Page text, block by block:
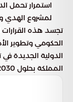
استمرار تحمل
لمشروع الهدي
تجسد هذه
الحكومي وتطوير
الدولية الجديدة
المملكة بحلول 2030؟